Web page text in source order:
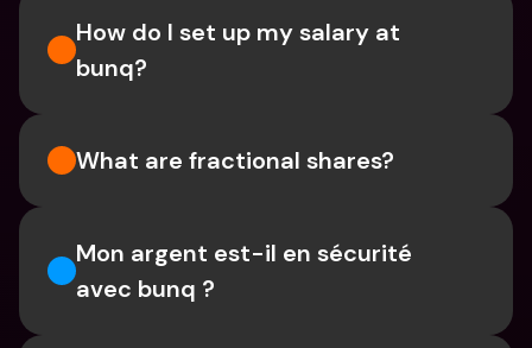
How do I set up my salary at
bunq?
What are fractional shares?
Mon argent est-il en sécurité
avec bunq ?